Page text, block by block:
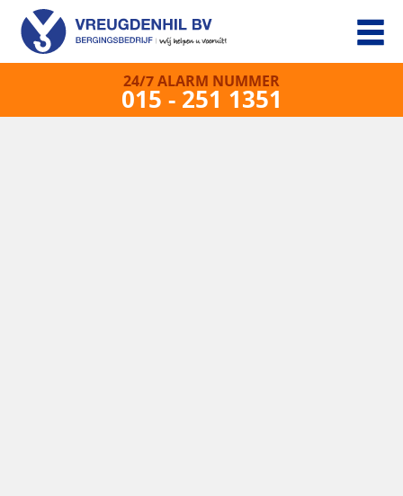
24/7 ALARM NUMMER
015 - 251 1351